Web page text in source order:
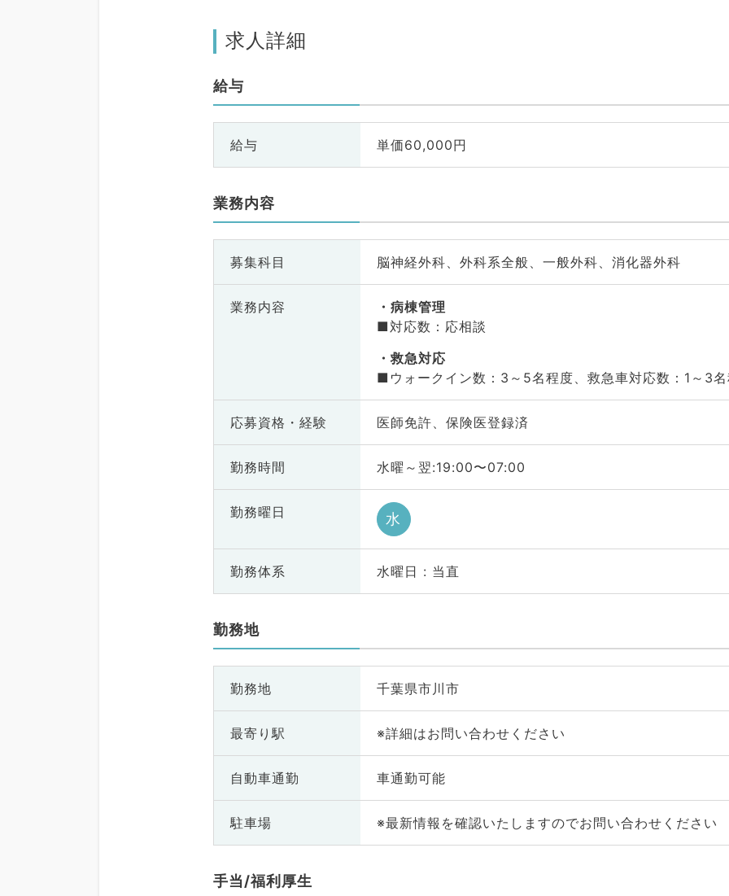
求人詳細
給与
給与 単価60,000円
業務内容
募集科目 脳神経外科、外科系全般、一般外科、消化器外科
業務内容
病棟管理
■対応数：応相談
救急対応
■ウォークイン数：3～5名程度、救急車対応数：1～3
応募資格・ 経験 医師免許、保険医登録済
勤務時間 水曜～翌:19:00〜07:00
勤務曜日 水
勤務体系 水曜日 : 当直
勤務地
勤務地 千葉県市川市
最寄り駅 ※詳細はお問い合わせください
自動車通勤 車通勤可能
駐車場 ※最新情報を確認いたしますのでお問い合わせください
手当/福利厚生